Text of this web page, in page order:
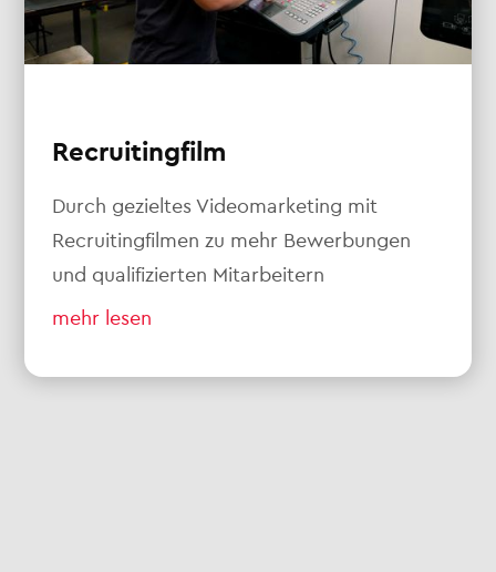
Recruitingfilm
Durch gezieltes Videomarketing mit
Recruitingfilmen zu mehr Bewerbungen
und qualifizierten Mitarbeitern
mehr lesen